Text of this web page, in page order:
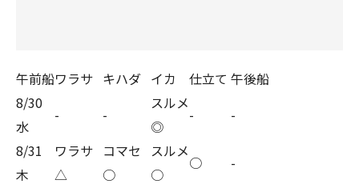
午前船ワラサ キハダ イカ 仕立て 午後船
8/30
水
- -
スルメ
◎
-
-
8/31
木
ワラサ
△
コマセ
○
スルメ
○
○ -